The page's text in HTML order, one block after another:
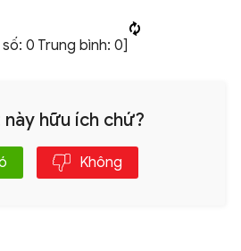
0 Trung bình: 0]
này hữu ích chứ?
Không